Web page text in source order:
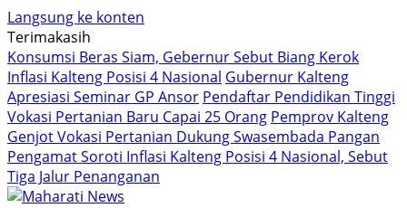
Langsung ke konten
Terimakasih
Konsumsi Beras Siam, Gebernur Sebut Biang Kerok
Inflasi Kalteng Posisi 4 Nasional Gubernur Kalteng
Apresiasi Seminar GP Ansor Pendaftar Pendidikan Tinggi
Vokasi Pertanian Baru Capai 25 Orang Pemprov Kalteng
Genjot Vokasi Pertanian Dukung Swasembada Pangan
Pengamat Soroti Inflasi Kalteng Posisi 4 Nasional, Sebut
Tiga Jalur Penanganan